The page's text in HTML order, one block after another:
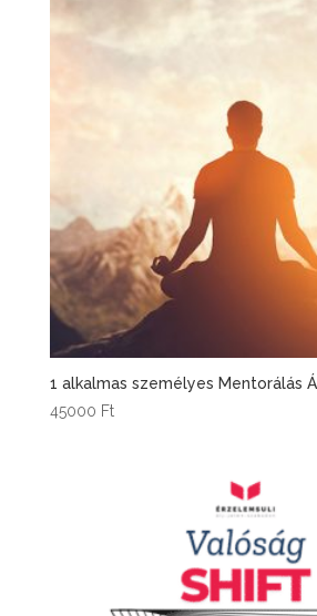
1 alkalmas személyes Mentorálás
45000 Ft